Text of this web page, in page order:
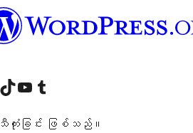
ကျွန်ုပ်တို့၏ TikTok အကောင့်သို့ ဝင်ရောက်ကြည့်ရှုရန်
ကျွန်ုပ်တို့၏ YouTube ချန်နယ်သို့ သွားရောက်ကြည့်ရှုပါ ကျွန်ုပ်တို့၏ Tumblr အကောင့်သို့ ဝင်ရောက်ကြည့်ရှုရန်
သီကုံးခြင်း ဖြစ်သည်။